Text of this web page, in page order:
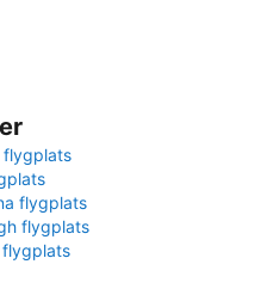
flygplats
flygplats
flygplats
flygplats